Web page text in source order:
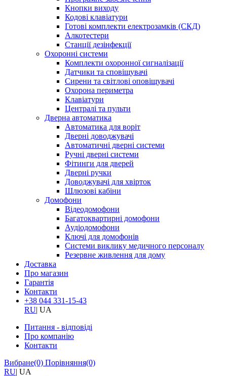
Кнопки виходу
Кодові клавіатури
Готові комплекти електрозамків (СКД)
Алкотестери
Станції дезінфекції
Охоронні системи
Комплекти охоронної сигналізації
Датчики та сповіщувачі
Сирени та світлові оповіщувачі
Охорона периметра
Клавіатури
Централі та пульти
Дверна автоматика
Автоматика для воріт
Дверні доводжувачі
Автоматичні дверні системи
Ручні дверні системи
Фітинги для дверей
Дверні ручки
Доводжувачі для хвірток
Шлюзові кабіни
Домофони
Відеодомофони
Багатоквартирні домофони
Аудіодомофони
Ключі для домофонів
Системи виклику медичного персоналу
Резервне живлення для дому
Доставка
Про магазин
Гарантія
Контакти
+38 044 331-15-43
RU| UA
Питання - відповіді
Про компанію
Контакти
Вибране(0) Порівняння(0)
RU| UA